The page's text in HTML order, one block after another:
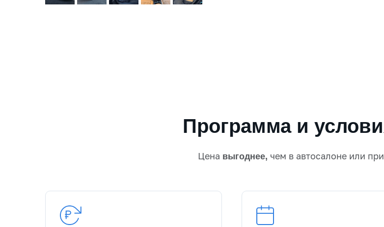
Программа и
Цена выгоднее, чем в автосалоне или